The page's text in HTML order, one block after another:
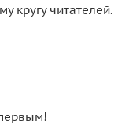
кругу читателей.